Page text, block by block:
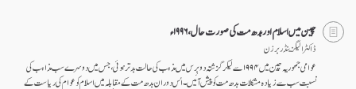
چین میں اسلام اور بدھ مت کی صورت حال، ۱۹۹۶ء
ڈاکٹر الیگزینڈر برزن
عوامی جمہوریہ چین میں ۱۹۹۴ سے لیکر گزشتہ دو برس میں مذہب کی حالت بد تر ہوئی، جس میں دوسرے سب مذاہب کی
نسبت سب سے زیادہ مشکلات بدھ مت کو پیش آئیں۔ اُس دوران بدھ مت کے مقابلہ میں اسلام کو عوام کی ریاست کے